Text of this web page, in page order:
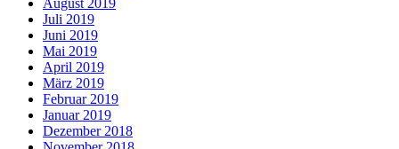
Juli 2019
Juni 2019
Mai 2019
April 2019
März 2019
Februar 2019
Januar 2019
Dezember 2018